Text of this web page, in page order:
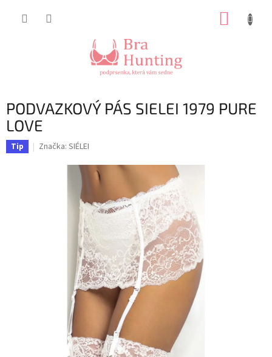
PODVAZKOVÝ PÁS SIELEI 1979 PURE
LOVE
Tip Značka: SIÉLEI